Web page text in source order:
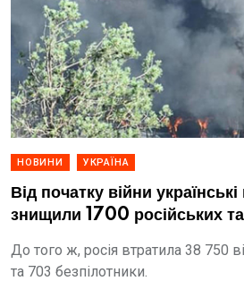
НОВИНИ УКРАЇНА
Від початку війни українські
знищили 1700 російських
До того ж, росія втратила 38 750
та 703 безпілотники.